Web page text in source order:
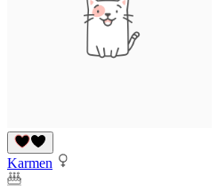
Karmen